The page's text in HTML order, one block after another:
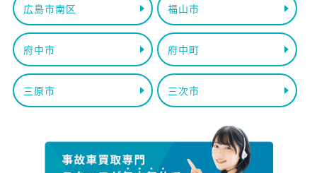
広島市南区 福山市
府中市 府中町
三原市 三次市